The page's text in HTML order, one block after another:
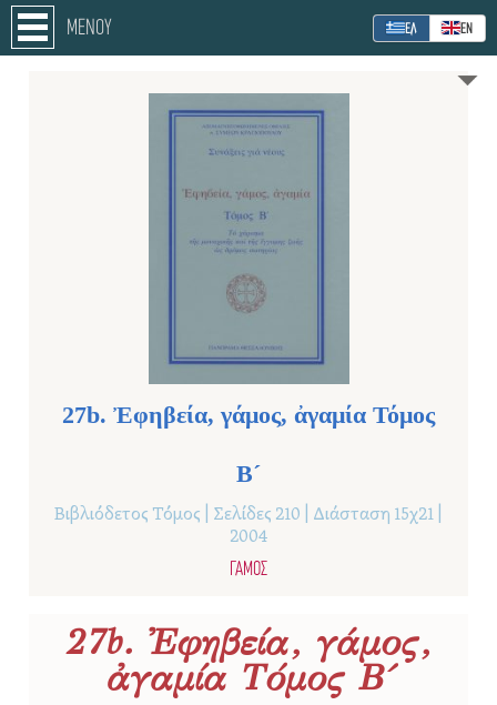
ΜΕΝΟΥ ΕΛ ΕΝ
27b. Ἐφηβεία, γάμος, ἀγαμία Τόμος
Β´
Βιβλιόδετος Τόμος | Σελίδες 210 | Διάσταση 15χ21 |
2004
ΓΑΜΟΣ
27b. Ἐφηβεία, γάμος,
ἀγαμία Τόμος Β´